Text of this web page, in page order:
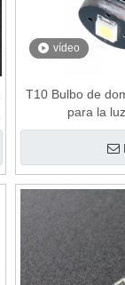
vídeo
T10 Bulbo de
para la